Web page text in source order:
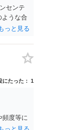
ますの
センテ
ような合
裁判等で
違反とな
ことを示
かと存
ては不
が、ま
等の対
にたった 1
頻度等に